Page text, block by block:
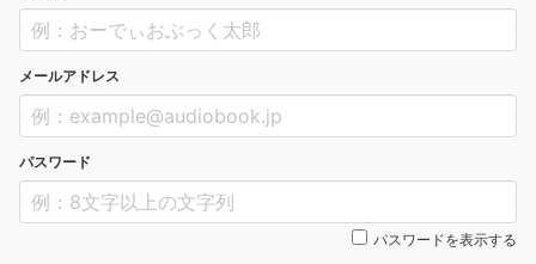
メールアドレス
パスワード
パスワードを表示する